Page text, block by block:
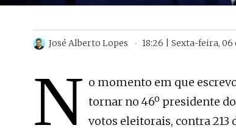
José Alberto Lopes 18:26 | Sexta-feira,
N o momento em que
tornar no 46º presidente
votos eleitorais, contra 213